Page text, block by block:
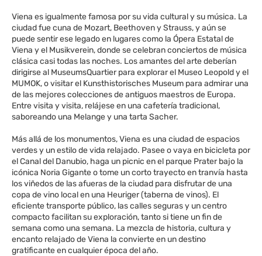
Viena es igualmente famosa por su vida cultural y su música. La
ciudad fue cuna de Mozart, Beethoven y Strauss, y aún se
puede sentir ese legado en lugares como la Ópera Estatal de
Viena y el Musikverein, donde se celebran conciertos de música
clásica casi todas las noches. Los amantes del arte deberían
dirigirse al MuseumsQuartier para explorar el Museo Leopold y el
MUMOK, o visitar el Kunsthistorisches Museum para admirar una
de las mejores colecciones de antiguos maestros de Europa.
Entre visita y visita, relájese en una cafetería tradicional,
saboreando una Melange y una tarta Sacher.
Más allá de los monumentos, Viena es una ciudad de espacios
verdes y un estilo de vida relajado. Pasee o vaya en bicicleta por
el Canal del Danubio, haga un picnic en el parque Prater bajo la
icónica Noria Gigante o tome un corto trayecto en tranvía hasta
los viñedos de las afueras de la ciudad para disfrutar de una
copa de vino local en una Heuriger (taberna de vinos). El
eficiente transporte público, las calles seguras y un centro
compacto facilitan su exploración, tanto si tiene un fin de
semana como una semana. La mezcla de historia, cultura y
encanto relajado de Viena la convierte en un destino
gratificante en cualquier época del año.